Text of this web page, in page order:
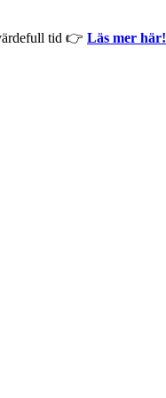
tid 👉 Läs mer här!